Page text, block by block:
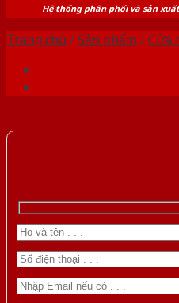
Hệ thống phân phối và sản
Trang chủ /Sản phẩm /Cửa